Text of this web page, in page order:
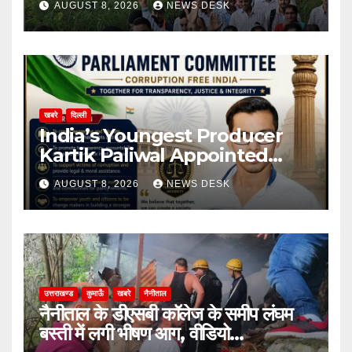
AUGUST 8, 2026 NEWS DESK
खबरे दिल्ली
India’s Youngest Producer
Kartik Paliwal Appointed
National Vice President of All
India Anti Corruption
Parliament Committee
AUGUST 8, 2026 NEWS DESK
उत्तराखण्ड कुमाऊँ खबरे नैनीताल
नैनीताल के डीएसबी कॉलेज के समीप लंघम
बस्ती में लगी भीषण आग, वीडियो…